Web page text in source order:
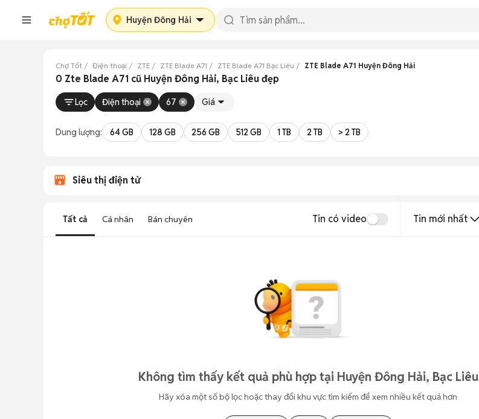
Huyện Đông Hải
Chợ Tốt Điện thoại ZTE ZTE Blade A71 ZTE Blade A71 Bạc Liêu ZTE Blade A71 Huyện Đông Hải
0 Zte Blade A71 cũ Huyện Đông Hải, Bạc Liêu đẹp
Lọc Điện thoại 67 Giá
Dung lượng: 64 GB 128 GB 256 GB 512 GB 1 TB 2 TB > 2 TB
Siêu thị điện tử
Tất cả Cá nhân Bán chuyên Tin có video Tin mới nhất
Không tìm thấy kết quả phù hợp tại Huyện Đông Hải, Bạc Liêu
Hãy xóa một số bộ lọc hoặc thay đổi khu vực tìm kiếm để xem nhiều kết quả hơn